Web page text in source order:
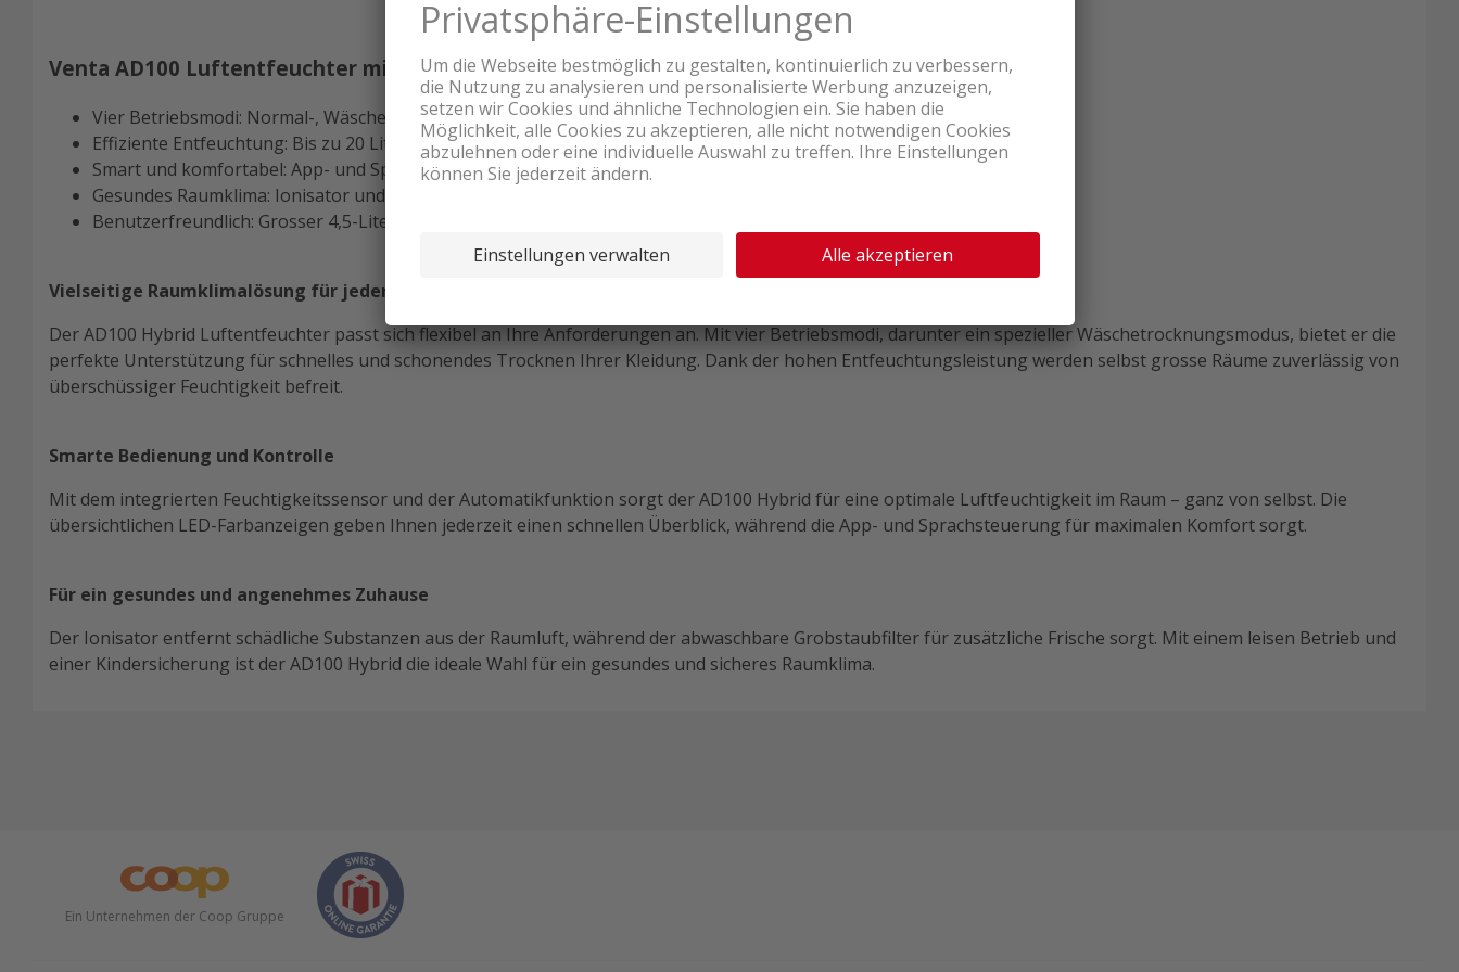
Venta AD100 Luftentfeuchter mit Ionisator-Funktion
Vier Betriebsmodi: Normal-, Wäschetrocknungs-, Sleep- und Automatikmodus für maximale Flexibilität.
Effiziente Entfeuchtung: Bis zu 20 Liter pro Tag bei grossen Räumen.
Smart und komfortabel: App- und Sprachsteuerung sowie LED-Farbanzeigen für einfache Handhabung.
Gesundes Raumklima: Ionisator und Grobstaubfilter für saubere Luft.
Benutzerfreundlich: Grosser 4,5-Liter-Wassertank, Kindersicherung und leiser Betrieb.
Vielseitige Raumklimalösung für jeden Bedarf
Der AD100 Hybrid Luftentfeuchter passt sich flexibel an Ihre Anforderungen an. Mit vier Betriebsmodi, darunter ein spezieller Wäschetrocknungsmodus, bietet er die
perfekte Unterstützung für schnelles und schonendes Trocknen Ihrer Kleidung. Dank der hohen Entfeuchtungsleistung werden selbst grosse Räume zuverlässig von
überschüssiger Feuchtigkeit befreit.
Smarte Bedienung und Kontrolle
Mit dem integrierten Feuchtigkeitssensor und der Automatikfunktion sorgt der AD100 Hybrid für eine optimale Luftfeuchtigkeit im Raum – ganz von selbst. Die
übersichtlichen LED-Farbanzeigen geben Ihnen jederzeit einen schnellen Überblick, während die App- und Sprachsteuerung für maximalen Komfort sorgt.
Für ein gesundes und angenehmes Zuhause
Der Ionisator entfernt schädliche Substanzen aus der Raumluft, während der abwaschbare Grobstaubfilter für zusätzliche Frische sorgt. Mit einem leisen Betrieb und
einer Kindersicherung ist der AD100 Hybrid die ideale Wahl für ein gesundes und sicheres Raumklima.
Ein Unternehmen der Coop Gruppe